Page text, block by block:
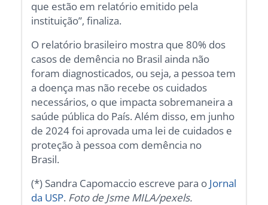
que estão em relatório emitido pela
instituição”, finaliza.
O relatório brasileiro mostra que 80% dos
casos de demência no Brasil ainda não
foram diagnosticados, ou seja, a pessoa tem
a doença mas não recebe os cuidados
necessários, o que impacta sobremaneira a
saúde pública do País. Além disso, em junho
de 2024 foi aprovada uma lei de cuidados e
proteção à pessoa com demência no
Brasil.
(*) Sandra Capomaccio escreve para o Jornal
da USP. Foto de Jsme MILA/pexels.